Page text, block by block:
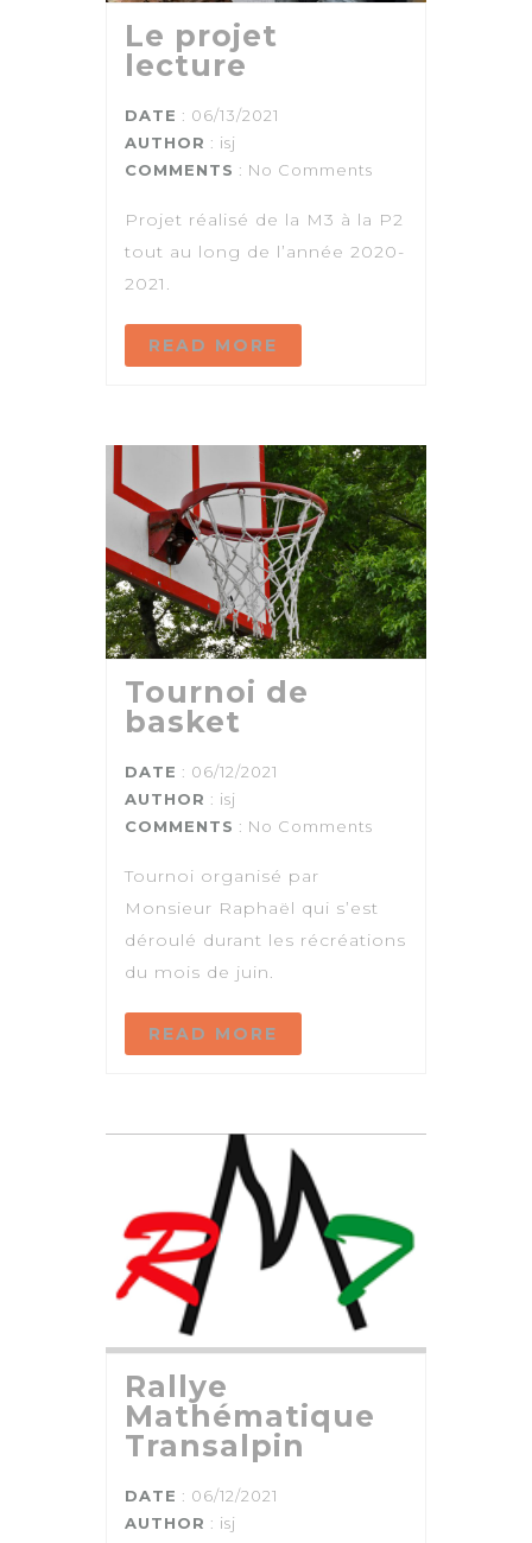
Le projet
lecture
DATE : 06/13/2021
AUTHOR : isj
COMMENTS : No Comments
Projet réalisé de la M3 à la P2
tout au long de l’année 2020-
2021.
READ MORE
Tournoi de
basket
DATE : 06/12/2021
AUTHOR : isj
COMMENTS : No Comments
Tournoi organisé par
Monsieur Raphaël qui s’est
déroulé durant les récréations
du mois de juin.
READ MORE
Rallye
Mathématique
Transalpin
DATE : 06/12/2021
AUTHOR : isj